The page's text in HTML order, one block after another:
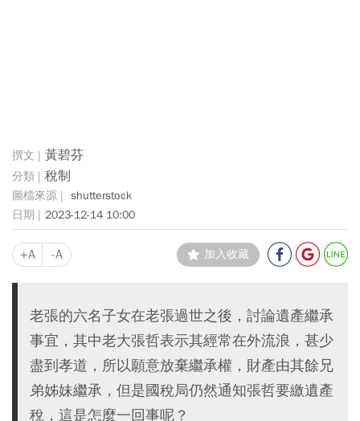
黃碧芬
稅制
shutterstock
2023-12-14 10:00
+A -A 加入收藏
老張的六名子女在老張過世之後，討論遺產繼承
事宜，其中老大張哲表示其經常在外流浪，甚少
盡到孝道，所以願意放棄繼承權，財產由其餘兄
弟姊妹繼承，但是國稅局仍然通知張哲要繳遺產
稅，這是怎麼一回事呢？